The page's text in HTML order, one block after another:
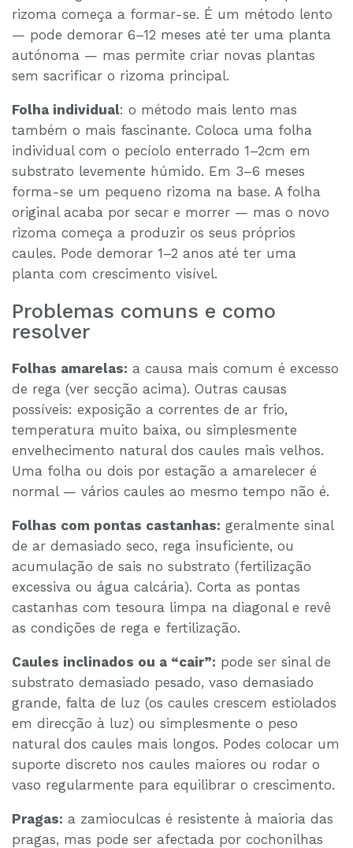
rizoma começa a formar-se. É um método lento
— pode demorar 6–12 meses até ter uma planta
autónoma — mas permite criar novas plantas
sem sacrificar o rizoma principal.
Folha individual: o método mais lento mas
também o mais fascinante. Coloca uma folha
individual com o pecíolo enterrado 1–2cm em
substrato levemente húmido. Em 3–6 meses
forma-se um pequeno rizoma na base. A folha
original acaba por secar e morrer — mas o novo
rizoma começa a produzir os seus próprios
caules. Pode demorar 1–2 anos até ter uma
planta com crescimento visível.
Problemas comuns e como
resolver
Folhas amarelas: a causa mais comum é excesso
de rega (ver secção acima). Outras causas
possíveis: exposição a correntes de ar frio,
temperatura muito baixa, ou simplesmente
envelhecimento natural dos caules mais velhos.
Uma folha ou dois por estação a amarelecer é
normal — vários caules ao mesmo tempo não é.
Folhas com pontas castanhas: geralmente sinal
de ar demasiado seco, rega insuficiente, ou
acumulação de sais no substrato (fertilização
excessiva ou água calcária). Corta as pontas
castanhas com tesoura limpa na diagonal e revê
as condições de rega e fertilização.
Caules inclinados ou a “cair”: pode ser sinal de
substrato demasiado pesado, vaso demasiado
grande, falta de luz (os caules crescem estiolados
em direcção à luz) ou simplesmente o peso
natural dos caules mais longos. Podes colocar um
suporte discreto nos caules maiores ou rodar o
vaso regularmente para equilibrar o crescimento.
Pragas: a zamioculcas é resistente à maioria das
pragas, mas pode ser afectada por cochonilhas